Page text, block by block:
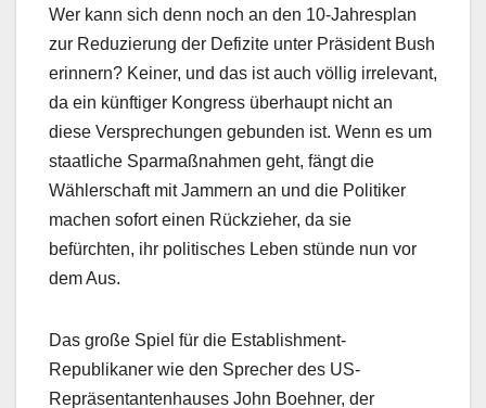
Wer kann sich denn noch an den 10-Jahresplan
zur Reduzierung der Defizite unter Präsident Bush
erinnern? Keiner, und das ist auch völlig irrelevant,
da ein künftiger Kongress überhaupt nicht an
diese Versprechungen gebunden ist. Wenn es um
staatliche Sparmaßnahmen geht, fängt die
Wählerschaft mit Jammern an und die Politiker
machen sofort einen Rückzieher, da sie
befürchten, ihr politisches Leben stünde nun vor
dem Aus.
Das große Spiel für die Establishment-
Republikaner wie den Sprecher des US-
Repräsentantenhauses John Boehner, der